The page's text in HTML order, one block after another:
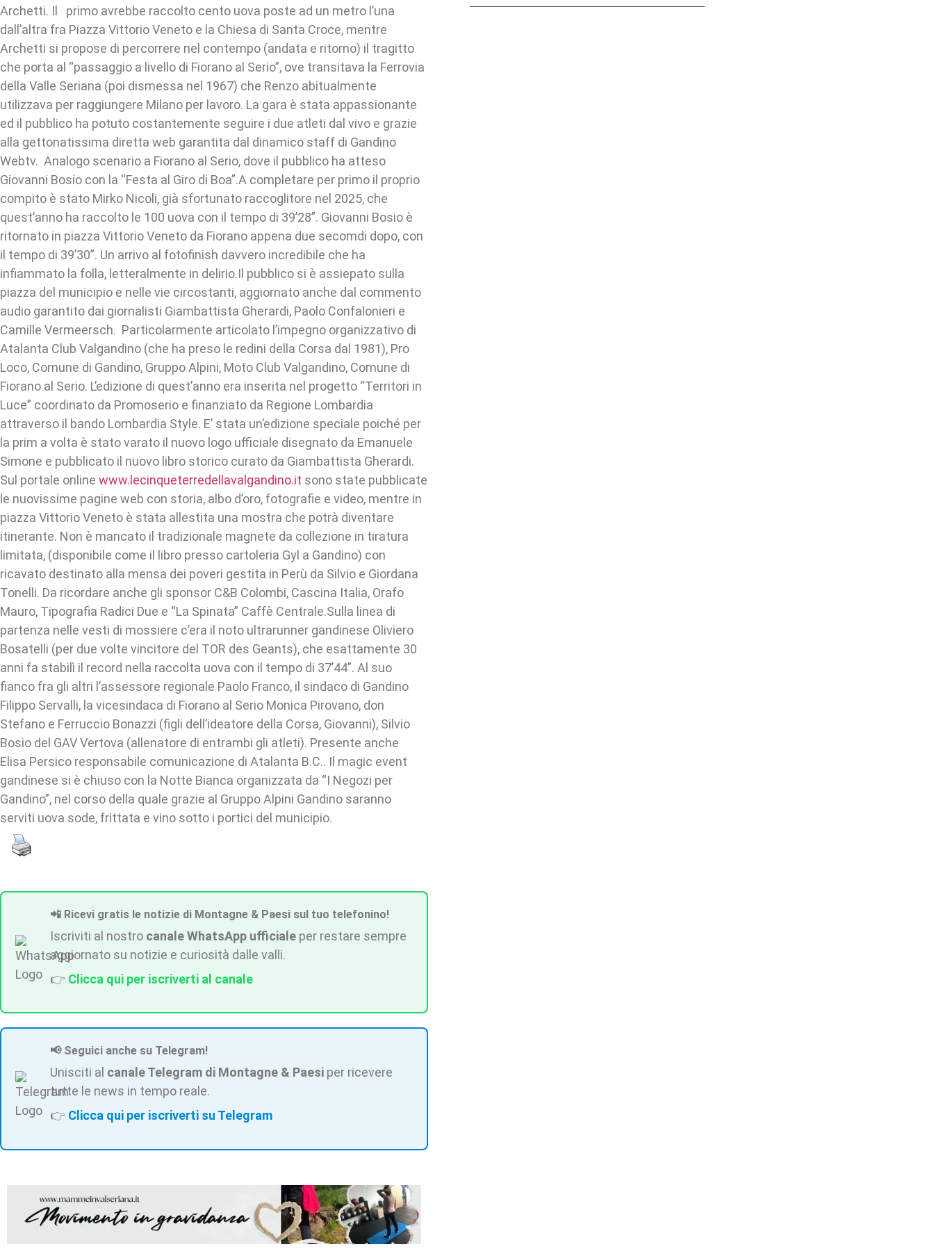
Archetti. Il primo avrebbe raccolto cento uova poste ad un metro l’una
dall’altra fra Piazza Vittorio Veneto e la Chiesa di Santa Croce, mentre
Archetti si propose di percorrere nel contempo (andata e ritorno) il tragitto
che porta al “passaggio a livello di Fiorano al Serio”, ove transitava la Ferrovia
della Valle Seriana (poi dismessa nel 1967) che Renzo abitualmente
utilizzava per raggiungere Milano per lavoro. La gara è stata appassionante
ed il pubblico ha potuto costantemente seguire i due atleti dal vivo e grazie
alla gettonatissima diretta web garantita dal dinamico staff di Gandino
Webtv. Analogo scenario a Fiorano al Serio, dove il pubblico ha atteso
Giovanni Bosio con la “Festa al Giro di Boa”.A completare per primo il proprio
compito è stato Mirko Nicoli, già sfortunato raccoglitore nel 2025, che
quest’anno ha raccolto le 100 uova con il tempo di 39’28”. Giovanni Bosio è
ritornato in piazza Vittorio Veneto da Fiorano appena due secomdi dopo, con
il tempo di 39’30”. Un arrivo al fotofinish davvero incredibile che ha
infiammato la folla, letteralmente in delirio.Il pubblico si è assiepato sulla
piazza del municipio e nelle vie circostanti, aggiornato anche dal commento
audio garantito dai giornalisti Giambattista Gherardi, Paolo Confalonieri e
Camille Vermeersch. Particolarmente articolato l’impegno organizzativo di
Atalanta Club Valgandino (che ha preso le redini della Corsa dal 1981), Pro
Loco, Comune di Gandino, Gruppo Alpini, Moto Club Valgandino, Comune di
Fiorano al Serio. L’edizione di quest’anno era inserita nel progetto “Territori in
Luce” coordinato da Promoserio e finanziato da Regione Lombardia
attraverso il bando Lombardia Style. E’ stata un’edizione speciale poiché per
la prim a volta è stato varato il nuovo logo ufficiale disegnato da Emanuele
Simone e pubblicato il nuovo libro storico curato da Giambattista Gherardi.
Sul portale online www.lecinqueterredellavalgandino.it sono state pubblicate
le nuovissime pagine web con storia, albo d’oro, fotografie e video, mentre in
piazza Vittorio Veneto è stata allestita una mostra che potrà diventare
itinerante. Non è mancato il tradizionale magnete da collezione in tiratura
limitata, (disponibile come il libro presso cartoleria Gyl a Gandino) con
ricavato destinato alla mensa dei poveri gestita in Perù da Silvio e Giordana
Tonelli. Da ricordare anche gli sponsor C&B Colombi, Cascina Italia, Orafo
Mauro, Tipografia Radici Due e “La Spinata” Caffè Centrale.Sulla linea di
partenza nelle vesti di mossiere c’era il noto ultrarunner gandinese Oliviero
Bosatelli (per due volte vincitore del TOR des Geants), che esattamente 30
anni fa stabilì il record nella raccolta uova con il tempo di 37’44”. Al suo
fianco fra gli altri l’assessore regionale Paolo Franco, il sindaco di Gandino
Filippo Servalli, la vicesindaca di Fiorano al Serio Monica Pirovano, don
Stefano e Ferruccio Bonazzi (figli dell’ideatore della Corsa, Giovanni), Silvio
Bosio del GAV Vertova (allenatore di entrambi gli atleti). Presente anche
Elisa Persico responsabile comunicazione di Atalanta B.C.. Il magic event
gandinese si è chiuso con la Notte Bianca organizzata da “I Negozi per
Gandino”, nel corso della quale grazie al Gruppo Alpini Gandino saranno
serviti uova sode, frittata e vino sotto i portici del municipio.
📲 Ricevi gratis le notizie di Montagne & Paesi sul tuo telefonino!
Iscriviti al nostro canale WhatsApp ufficiale per restare sempre
aggiornato su notizie e curiosità dalle valli.
👉 Clicca qui per iscriverti al canale
📢 Seguici anche su Telegram!
Unisciti al canale Telegram di Montagne & Paesi per ricevere
tutte le news in tempo reale.
👉 Clicca qui per iscriverti su Telegram